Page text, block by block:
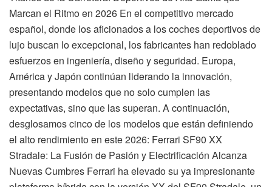
Marcan el Ritmo en 2026 En el competitivo mercado
español, donde los aficionados a los coches deportivos de
lujo buscan lo excepcional, los fabricantes han redoblado
esfuerzos en ingeniería, diseño y seguridad. Europa,
América y Japón continúan liderando la innovación,
presentando modelos que no solo cumplen las
expectativas, sino que las superan. A continuación,
desglosamos cinco de los modelos que están definiendo
el alto rendimiento en este 2026: Ferrari SF90 XX
Stradale: La Fusión de Pasión y Electrificación Alcanza
Nuevas Cumbres Ferrari ha elevado su ya impresionante